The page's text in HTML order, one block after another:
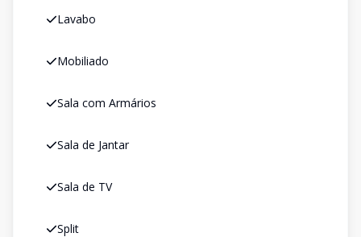
Lavabo
Mobiliado
Sala com Armários
Sala de Jantar
Sala de TV
Split